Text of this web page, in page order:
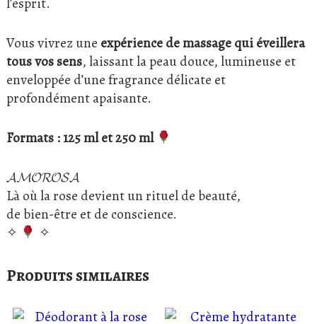
Vous vivrez une expérience de massage qui éveillera
tous vos sens, laissant la peau douce, lumineuse et
enveloppée d’une fragrance délicate et
profondément apaisante.
Formats : 125 ml et 250 ml
𝓐𝓜𝓞𝓡𝓞𝓢𝓐
Là où la rose devient un rituel de beauté,
de bien-être et de conscience.
✧
✧
Produits similaires